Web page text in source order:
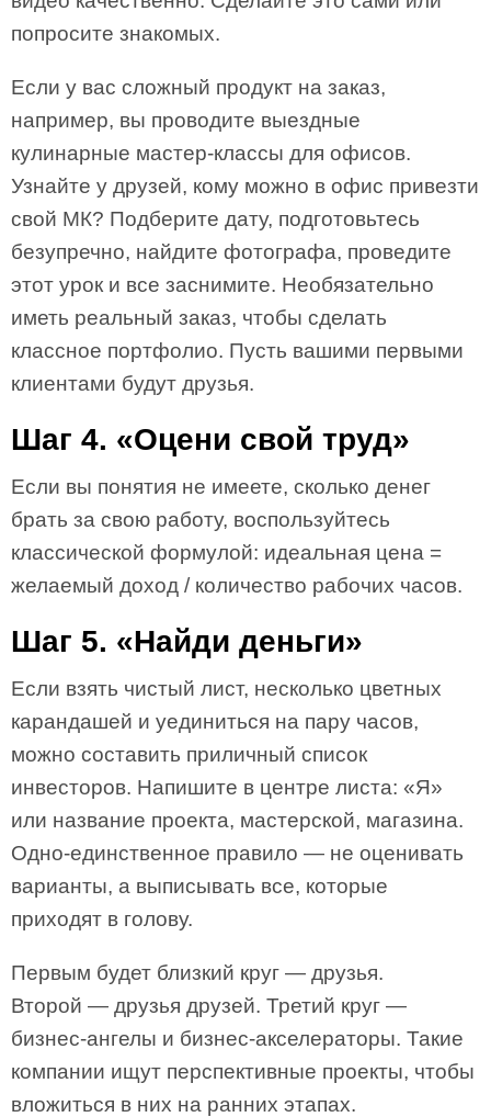
попросите знакомых.
Если у вас сложный продукт на заказ,
например, вы проводите выездные
кулинарные мастер-классы для офисов.
Узнайте у друзей, кому можно в офис привезти
свой МК? Подберите дату, подготовьтесь
безупречно, найдите фотографа, проведите
этот урок и все заснимите. Необязательно
иметь реальный заказ, чтобы сделать
классное портфолио. Пусть вашими первыми
клиентами будут друзья.
Шаг 4. «Оцени свой труд»
Если вы понятия не имеете, сколько денег
брать за свою работу, воспользуйтесь
классической формулой: идеальная цена =
желаемый доход / количество рабочих часов.
Шаг 5. «Найди деньги»
Если взять чистый лист, несколько цветных
карандашей и уединиться на пару часов,
можно составить приличный список
инвесторов. Напишите в центре листа: «Я»
или название проекта, мастерской, магазина.
Одно-единственное правило — не оценивать
варианты, а выписывать все, которые
приходят в голову.
Первым будет близкий круг — друзья.
Второй — друзья друзей. Третий круг —
бизнес-ангелы и бизнес-акселераторы. Такие
компании ищут перспективные проекты, чтобы
вложиться в них на ранних этапах.